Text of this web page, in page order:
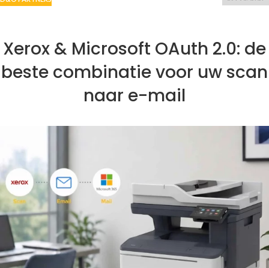
Xerox & Microsoft OAuth 2.0: de
beste combinatie voor uw scan
naar e-mail